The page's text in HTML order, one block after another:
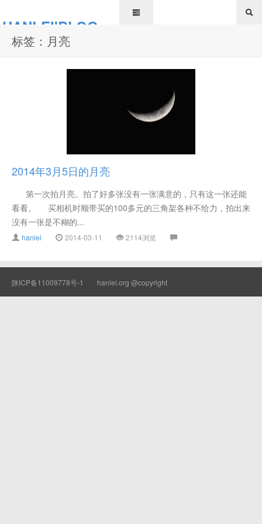
HANLEI'BLOG
标签：月亮
2014年3月5日的月亮
第一次拍月亮。拍了好多张没有一张满意的，只有这一张还能
看看。 买相机时顺带买的100多元的三角架各种不给力，拍出来
没有一张是不糊的...
hanlei 2014-03-11 2114浏览
陕ICP备11009778号-1 hanlei.org @copyright